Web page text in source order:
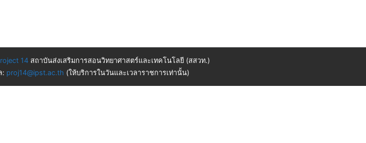
14 สถาบันส่งเสริมการสอนวิทยาศาสตร์และเทคโนโลยี (สสวท.)
: proj14@ipst.ac.th (ให้บริการในวันและเวลาราชการเท่านั้น)